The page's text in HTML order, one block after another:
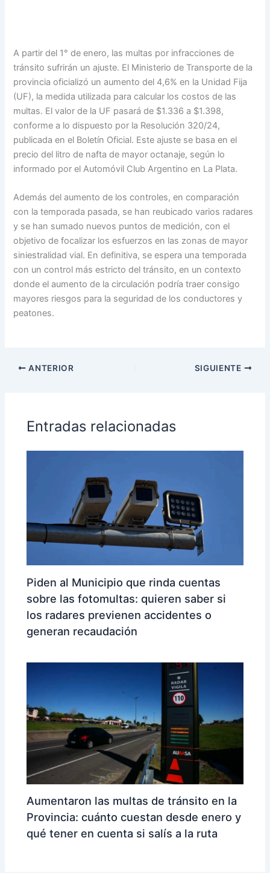
A partir del 1° de enero, las multas por infracciones de
tránsito sufrirán un ajuste. El Ministerio de Transporte de la
provincia oficializó un aumento del 4,6% en la Unidad Fija
(UF), la medida utilizada para calcular los costos de las
multas. El valor de la UF pasará de $1.336 a $1.398,
conforme a lo dispuesto por la Resolución 320/24,
publicada en el Boletín Oficial. Este ajuste se basa en el
precio del litro de nafta de mayor octanaje, según lo
informado por el Automóvil Club Argentino en La Plata.
Además del aumento de los controles, en comparación
con la temporada pasada, se han reubicado varios radares
y se han sumado nuevos puntos de medición, con el
objetivo de focalizar los esfuerzos en las zonas de mayor
siniestralidad vial. En definitiva, se espera una temporada
con un control más estricto del tránsito, en un contexto
donde el aumento de la circulación podría traer consigo
mayores riesgos para la seguridad de los conductores y
peatones.
ANTERIOR SIGUIENTE
Entradas relacionadas
Piden al Municipio que rinda cuentas
sobre las fotomultas: quieren saber si
los radares previenen accidentes o
generan recaudación
Aumentaron las multas de tránsito en la
Provincia: cuánto cuestan desde enero y
qué tener en cuenta si salís a la ruta